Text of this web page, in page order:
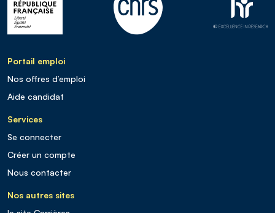
Portail emploi
Nos offres d’emploi
Aide candidat
Services
Se connecter
Créer un compte
Nous contacter
Nos autres sites